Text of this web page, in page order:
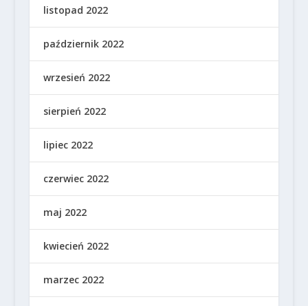
listopad 2022
październik 2022
wrzesień 2022
sierpień 2022
lipiec 2022
czerwiec 2022
maj 2022
kwiecień 2022
marzec 2022